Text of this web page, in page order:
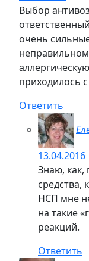
Выбор
очень
приходилось
Ответить
13.04.2016
Знаю, как,
средства,
НСП мне
на такие
реакций.
Ответить